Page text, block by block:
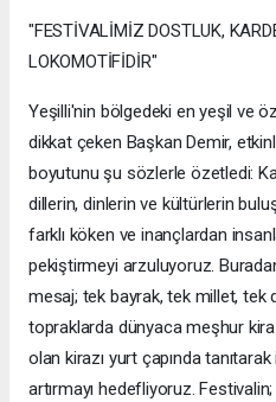
"FESTİVALİMİZ DOSTLUK,
LOKOMOTİFİDİR"
Yeşilli'nin bölgedeki en yeşil ve
dikkat çeken Başkan Demir,
boyutunu şu sözlerle özetledi:
dillerin, dinlerin ve kültürlerin
farklı köken ve inançlardan
pekiştirmeyi arzuluyoruz.
mesaj; tek bayrak, tek millet, tek
topraklarda dünyaca meşhur
olan kirazı yurt çapında
artırmayı hedefliyoruz.